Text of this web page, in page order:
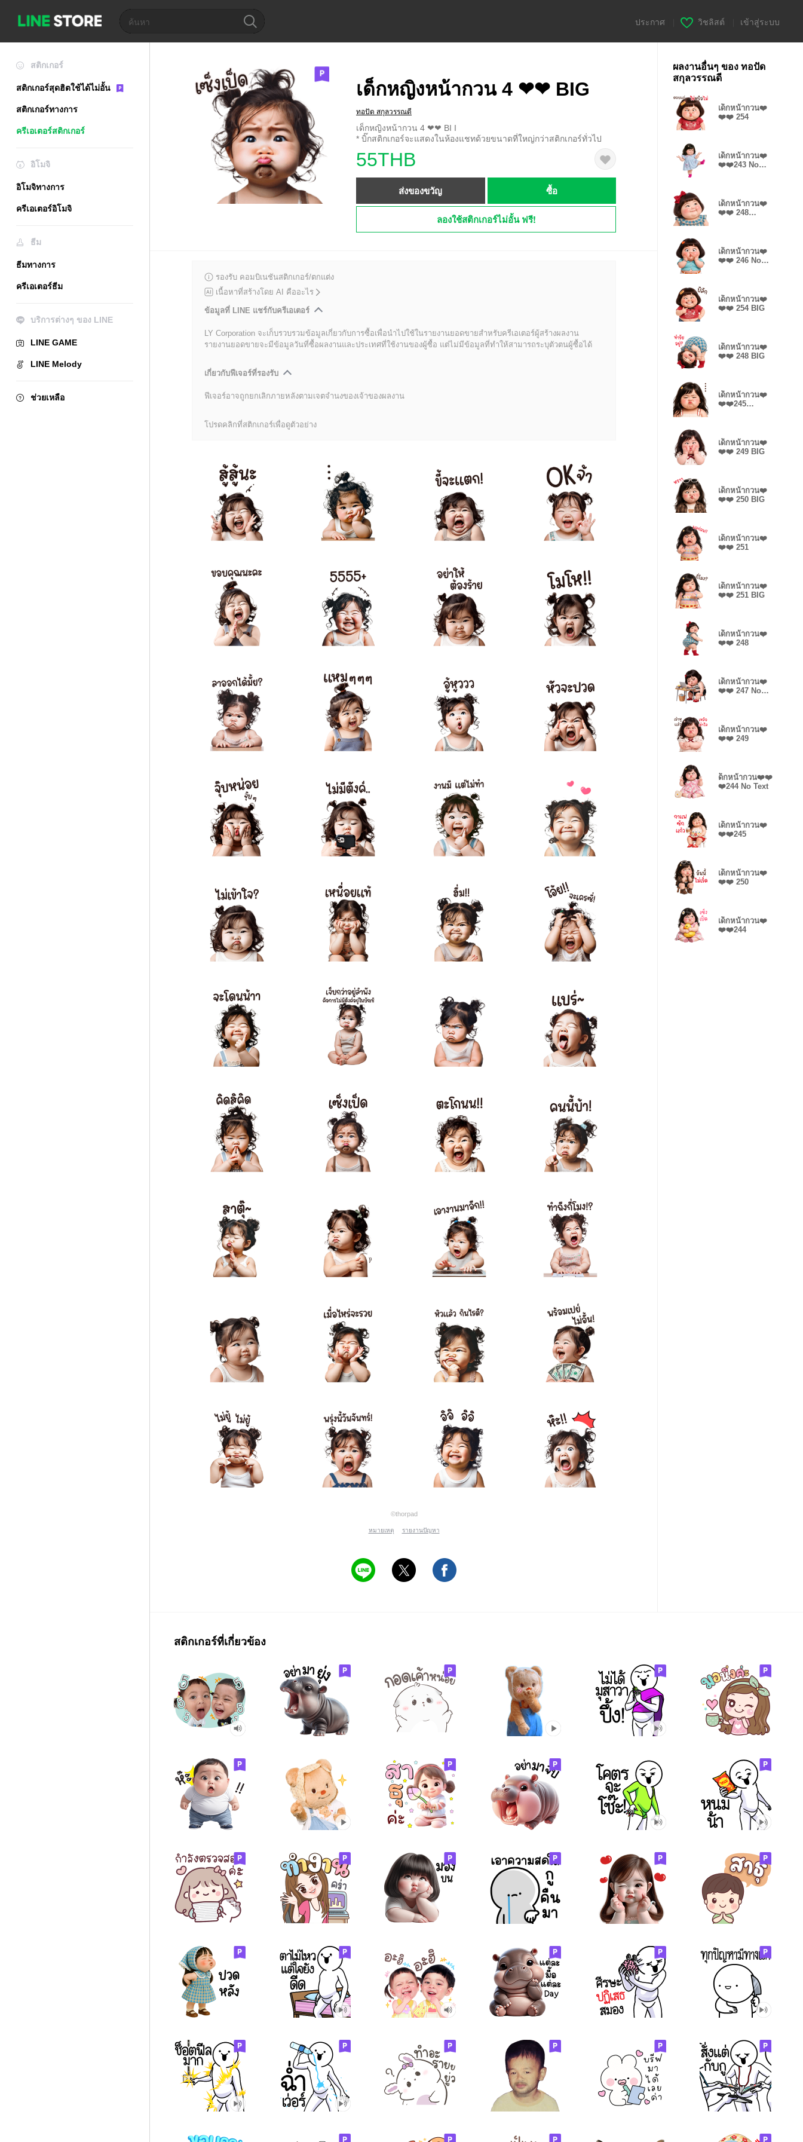
ประกาศ วิชลิสต์ เข้าสู่ระบบ
สติกเกอร์
สติกเกอร์สุดฮิตใช้ได้ไม่อั้น
สติกเกอร์ทางการ
ครีเอเตอร์สติกเกอร์
อิโมจิ
อิโมจิทางการ
ครีเอเตอร์อิโมจิ
ธีม
ธีมทางการ
ครีเอเตอร์ธีม
บริการต่างๆ ของ LINE
LINE GAME
LINE Melody
ช่วยเหลือ
เด็กหญิงหน้ากวน 4 ❤❤ BIG
ทอปัด สกุลวรรณดี
เด็กหญิงหน้ากวน 4 ❤❤ BI I
* บิ๊กสติกเกอร์จะแสดงในห้องแชทด้วยขนาดที่ใหญ่กว่าสติกเกอร์ทั่วไป
55THB
ส่งของขวัญ ซื้อ
ลองใช้สติกเกอร์ไม่อั้น ฟรี!
รองรับ คอมบิเนชันสติกเกอร์/ตกแต่ง
เนื้อหาที่สร้างโดย AI คืออะไร
ข้อมูลที่ LINE แชร์กับครีเอเตอร์
LY Corporation จะเก็บรวบรวมข้อมูลเกี่ยวกับการซื้อเพื่อนำไปใช้ในรายงานยอดขายสำหรับครีเอเตอร์ผู้สร้างผลงาน
รายงานยอดขายจะมีข้อมูลวันที่ซื้อผลงานและประเทศที่ใช้งานของผู้ซื้อ แต่ไม่มีข้อมูลที่ทำให้สามารถระบุตัวตนผู้ซื้อได้
เกี่ยวกับฟีเจอร์ที่รองรับ
ฟีเจอร์อาจถูกยกเลิกภายหลังตามเจตจำนงของเจ้าของผลงาน
โปรดคลิกที่สติกเกอร์เพื่อดูตัวอย่าง
©thorpad
หมายเหตุ รายงานปัญหา
ผลงานอื่นๆ ของ ทอปัด
สกุลวรรณดี
เด็กหน้ากวน❤️
❤️❤️ 254
เด็กหน้ากวน❤️
❤️❤️243 No
เด็กหน้ากวน❤️
❤️❤️ 248
เด็กหน้ากวน❤️
❤️❤️ 246 No
เด็กหน้ากวน❤️
❤️❤️ 254 BIG
เด็กหน้ากวน❤️
❤️❤️ 248 BIG
เด็กหน้ากวน❤️
❤️❤️245
เด็กหน้ากวน❤️
❤️❤️ 249 BIG
เด็กหน้ากวน❤️
❤️❤️ 250 BIG
เด็กหน้ากวน❤️
❤️❤️ 251
เด็กหน้ากวน❤️
❤️❤️ 251 BIG
เด็กหน้ากวน❤️
❤️❤️ 248
เด็กหน้ากวน❤️
❤️❤️ 247 No
เด็กหน้ากวน❤️
❤️❤️ 249
ด็กหน้ากวน❤️❤️
❤️244 No Text
เด็กหน้ากวน❤️
❤️❤️245
เด็กหน้ากวน❤️
❤️❤️ 250
เด็กหน้ากวน❤️
❤️❤️244
สติกเกอร์ที่เกี่ยวข้อง